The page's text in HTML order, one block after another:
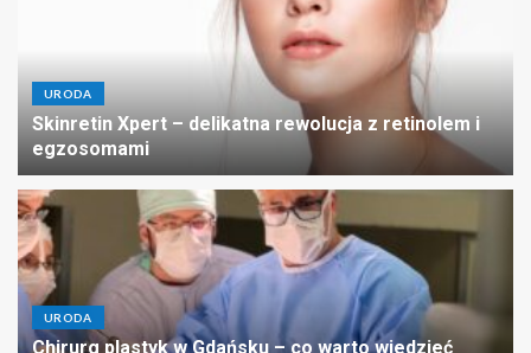
URODA
Skinretin Xpert – delikatna rewolucja z retinolem i
egzosomami
URODA
Chirurg plastyk w Gdańsku – co warto wiedzieć